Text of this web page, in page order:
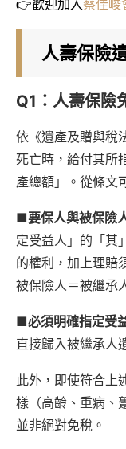
👉歡迎加入 蔡佳峻
人壽保險
Q1：人壽保險
依《遺產及贈與稅
死亡時，給付其所
產總額」。從條文
■要保人與被保險
定受益人」的「其
的權利，加上理賠
被保險人＝被繼承
■必須明確指定受
直接歸入被繼承人
此外，即使符合上
樣（高齡、重病、
並非絕對免稅。